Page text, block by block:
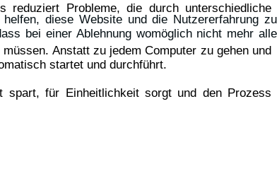
Probleme, die durch unterschiedliche
Anstatt zu jedem Computer zu gehen und
startet und durchführt.
spart, für Einheitlichkeit sorgt und den Prozess
diese Website und die Nutzererfahrung zu
bei einer Ablehnung womöglich nicht mehr alle